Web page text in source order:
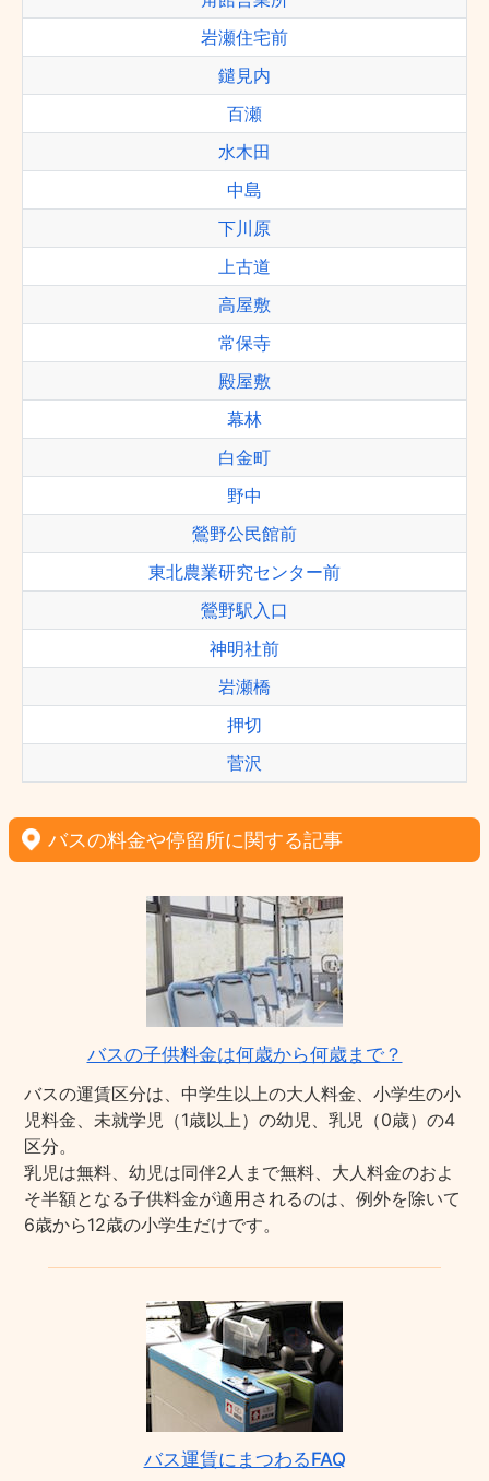
岩瀬住宅前
鑓見内
百瀬
水木田
中島
下川原
上古道
高屋敷
常保寺
殿屋敷
幕林
白金町
野中
鶯野公民館前
東北農業研究センター前
鶯野駅入口
神明社前
岩瀬橋
押切
菅沢
バスの料金や停留所に関する記事
バスの子供料金は何歳から何歳まで？
バスの運賃区分は、中学生以上の大人料金、小学生の小
児料金、未就学児（1歳以上）の幼児、乳児（0歳）の4
区分。
乳児は無料、幼児は同伴2人まで無料、大人料金のおよ
そ半額となる子供料金が適用されるのは、例外を除いて
6歳から12歳の小学生だけです。
バス運賃にまつわるFAQ